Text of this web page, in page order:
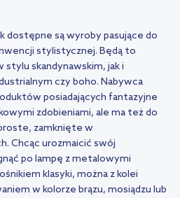
dostępne są wyroby pasujące do
stylistycznej. Będą to
skandynawskim, jak i
czy boho. Nabywca
posiadających fantazyjne
zdobieniami, ale ma też do
zamknięte w
Chcąc urozmaicić swój
po lampę z metalowymi
klasyki, można z kolei
w kolorze brązu, mosiądzu lub